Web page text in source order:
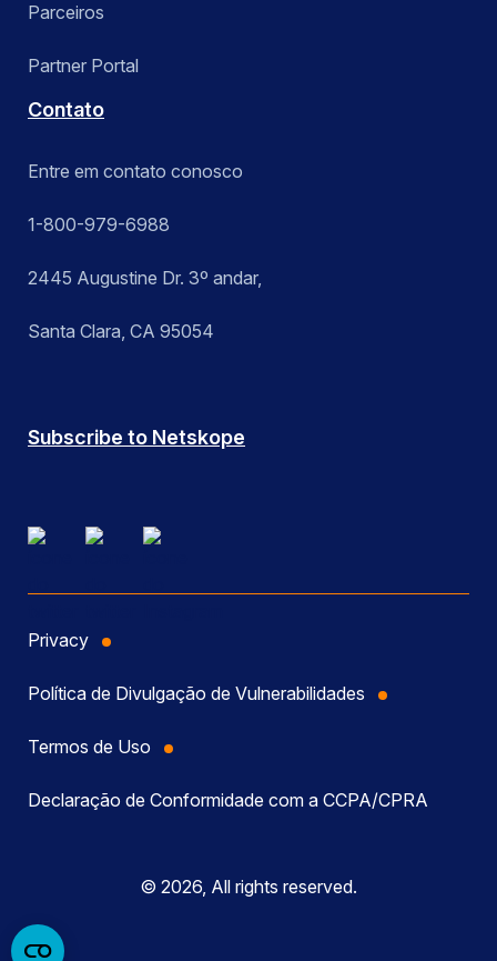
Parceiros
Partner Portal
Contato
Entre em contato conosco
1-800-979-6988
2445 Augustine Dr. 3º andar,
Santa Clara, CA 95054
Subscribe to Netskope
Privacy
Política de Divulgação de Vulnerabilidades
Termos de Uso
Declaração de Conformidade com a CCPA/CPRA
© 2026, All rights reserved.